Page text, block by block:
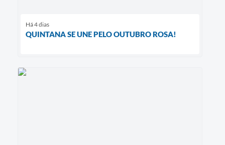
Há 4 dias
QUINTANA SE UNE PELO OUTUBRO ROSA!